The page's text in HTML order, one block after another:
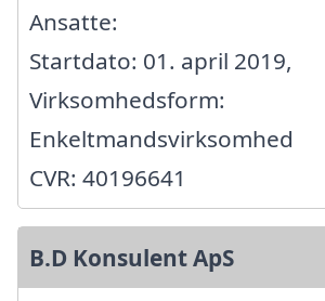
Ansatte:
Startdato: 01. april 2019,
Virksomhedsform:
Enkeltmandsvirksomhed
CVR: 40196641
B.D Konsulent ApS